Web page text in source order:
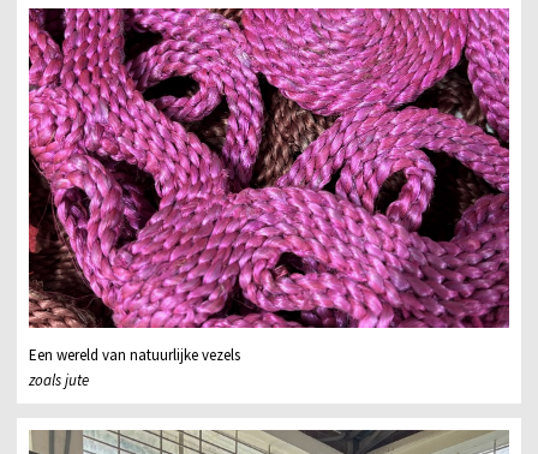
Een wereld van natuurlijke vezels
zoals jute